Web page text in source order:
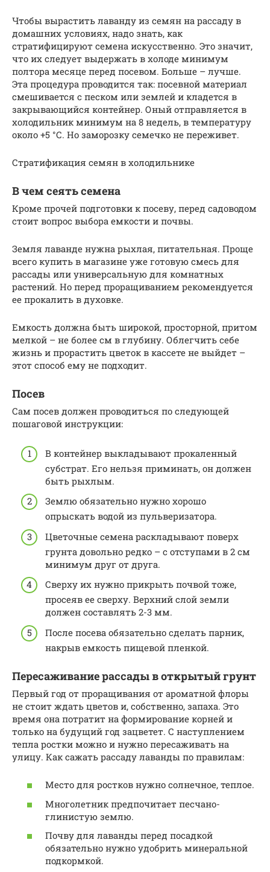
Чтобы вырастить лаванду из семян на рассаду в
домашних условиях, надо знать, как
стратифицируют семена искусственно. Это значит,
что их следует выдержать в холоде минимум
полтора месяце перед посевом. Больше – лучше.
Эта процедура проводится так: посевной материал
смешивается с песком или землей и кладется в
закрывающийся контейнер. Оный отправляется в
холодильник минимум на 8 недель, в температуру
около +5 °С. Но заморозку семечко не переживет.
Стратификация семян в холодильнике
В чем сеять семена
Кроме прочей подготовки к посеву, перед садоводом
стоит вопрос выбора емкости и почвы.
Земля лаванде нужна рыхлая, питательная. Проще
всего купить в магазине уже готовую смесь для
рассады или универсальную для комнатных
растений. Но перед проращиванием рекомендуется
ее прокалить в духовке.
Емкость должна быть широкой, просторной, притом
мелкой – не более см в глубину. Облегчить себе
жизнь и прорастить цветок в кассете не выйдет –
этот способ ему не подходит.
Посев
Сам посев должен проводиться по следующей
пошаговой инструкции:
В контейнер выкладывают прокаленный
субстрат. Его нельзя приминать, он должен
быть рыхлым.
Землю обязательно нужно хорошо
опрыскать водой из пульверизатора.
Цветочные семена раскладывают поверх
грунта довольно редко – с отступами в 2 см
минимум друг от друга.
Сверху их нужно прикрыть почвой тоже,
просеяв ее сверху. Верхний слой земли
должен составлять 2-3 мм.
После посева обязательно сделать парник,
накрыв емкость пищевой пленкой.
Пересаживание рассады в открытый грунт
Первый год от проращивания от ароматной флоры
не стоит ждать цветов и, собственно, запаха. Это
время она потратит на формирование корней и
только на будущий год зацветет. С наступлением
тепла ростки можно и нужно пересаживать на
улицу. Как сажать рассаду лаванды по правилам:
Место для ростков нужно солнечное, теплое.
Многолетник предпочитает песчано-
глинистую землю.
Почву для лаванды перед посадкой
обязательно нужно удобрить минеральной
подкормкой.